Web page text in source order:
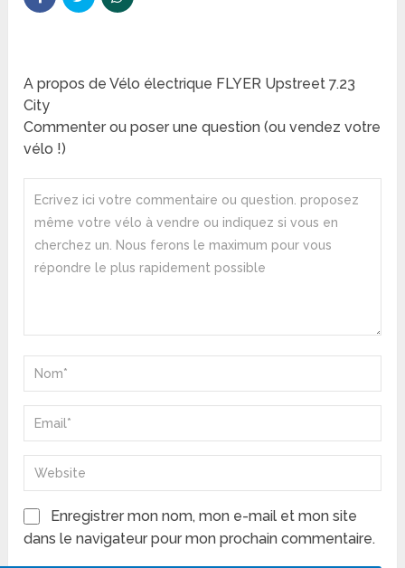
A propos de Vélo électrique FLYER Upstreet 7.23
City
Commenter ou poser une question (ou vendez votre
vélo !)
Enregistrer mon nom, mon e-mail et mon site
dans le navigateur pour mon prochain commentaire.